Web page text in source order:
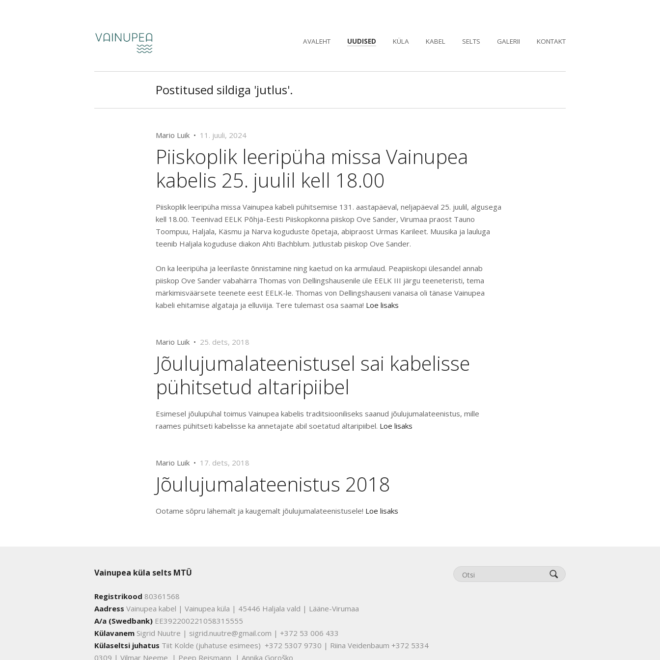
AVALEHT UUDISED KÜLA KABEL SELTS GALERII KONTAKT
Postitused sildiga 'jutlus'.
Mario Luik • 11. juuli, 2024
Piiskoplik leeripüha missa Vainupea
kabelis 25. juulil kell 18.00
Piiskoplik leeripüha missa Vainupea kabeli pühitsemise 131. aastapäeval, neljapäeval 25. juulil, algusega
kell 18.00. Teenivad EELK Põhja-Eesti Piiskopkonna piiskop Ove Sander, Virumaa praost Tauno
Toompuu, Haljala, Käsmu ja Narva koguduste õpetaja, abipraost Urmas Karileet. Muusika ja lauluga
teenib Haljala koguduse diakon Ahti Bachblum. Jutlustab piiskop Ove Sander.
On ka leeripüha ja leerilaste õnnistamine ning kaetud on ka armulaud. Peapiiskopi ülesandel annab
piiskop Ove Sander vabahärra Thomas von Dellingshausenile üle EELK III järgu teeneteristi, tema
märkimisväärsete teenete eest EELK-le. Thomas von Dellingshauseni vanaisa oli tänase Vainupea
kabeli ehitamise algataja ja elluviija. Tere tulemast osa saama! Loe lisaks
Mario Luik • 25. dets, 2018
Jõulujumalateenistusel sai kabelisse
pühitsetud altaripiibel
Esimesel jõulupühal toimus Vainupea kabelis traditsiooniliseks saanud jõulujumalateenistus, mille
raames pühitseti kabelisse ka annetajate abil soetatud altaripiibel. Loe lisaks
Mario Luik • 17. dets, 2018
Jõulujumalateenistus 2018
Ootame sõpru lähemalt ja kaugemalt jõulujumalateenistusele! Loe lisaks
Vainupea küla selts MTÜ
Registrikood 80361568
Aadress Vainupea kabel | Vainupea küla | 45446 Haljala vald | Lääne-Virumaa
A/a (Swedbank) EE392200221058315555
Külavanem Sigrid Nuutre | sigrid.nuutre@gmail.com | +372 53 006 433
Külaseltsi juhatus Tiit Kolde (juhatuse esimees) +372 5307 9730 | Riina Veidenbaum +372 5334
0309 | Vilmar Neeme | Peep Reismann | Annika Goroško